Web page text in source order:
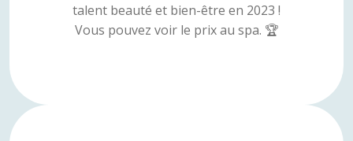
talent beauté et bien-être en 2023 !
Vous pouvez voir le prix au spa. 🏆